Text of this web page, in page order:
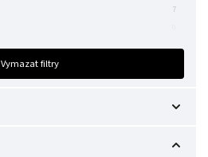
7
Vymazat filtry